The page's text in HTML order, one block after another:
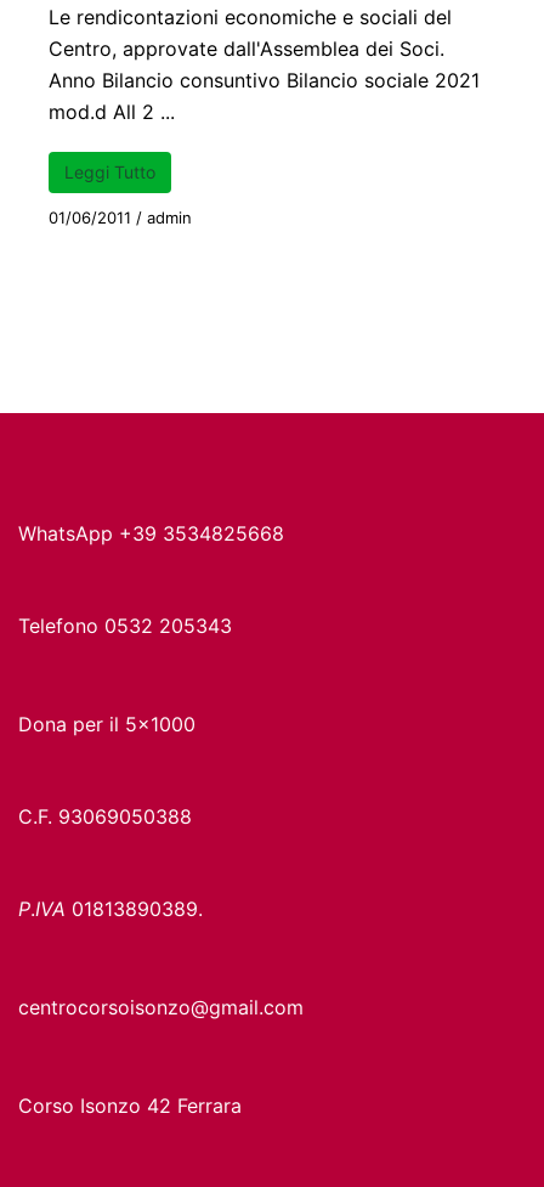
Le rendicontazioni economiche e sociali del
Centro, approvate dall'Assemblea dei Soci.
Anno Bilancio consuntivo Bilancio sociale 2021
mod.d All 2 ...
Leggi Tutto
01/06/2011 / admin
WhatsApp +39 3534825668
Telefono 0532 205343
Dona per il 5x1000
C.F. 93069050388
P.IVA 01813890389.
centrocorsoisonzo@gmail.com
Corso Isonzo 42 Ferrara